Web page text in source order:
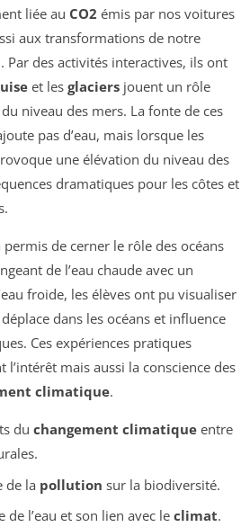
liée au CO2 émis par nos voitures
aux transformations de notre
des activités interactives, ils ont
et les glaciers jouent un rôle
niveau des mers. La fonte de ces
pas d’eau, mais lorsque les
une élévation du niveau des
dramatiques pour les côtes et
de cerner le rôle des océans
de l’eau chaude avec un
froide, les élèves ont pu visualiser
dans les océans et influence
Ces expériences pratiques
mais aussi la conscience des
climatique.
du changement climatiqueentre
de la pollution sur la biodiversité.
de l’eau et son lien avec le climat.